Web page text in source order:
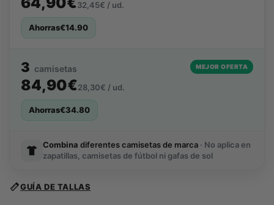
32,45€ / ud.
Ahorras€14.90
3 camisetas MEJOR OFERTA
84,90€28,30€ / ud.
Ahorras€34.80
Combina diferentes camisetas de marca · No aplica en
zapatillas, camisetas de fútbol ni gafas de sol
GUÍA DE TALLAS